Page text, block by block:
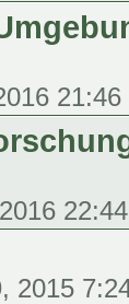
21:46
22:44
2015